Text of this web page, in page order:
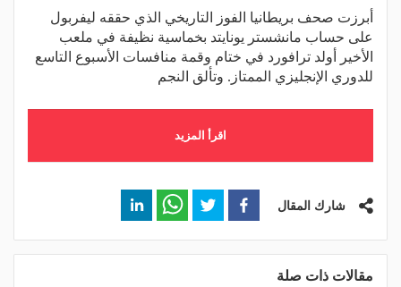
أبرزت صحف بريطانيا الفوز التاريخي الذي حققه ليفربول
على حساب مانشستر يونايتد بخماسية نظيفة في ملعب
الأخير أولد ترافورد في ختام وقمة منافسات الأسبوع التاسع
للدوري الإنجليزي الممتاز. وتألق النجم
اقرأ المزيد
شارك المقال
مقالات ذات صلة